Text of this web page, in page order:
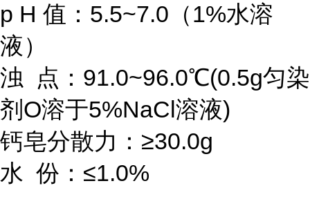
p H 值：5.5~7.0（1%水溶
液）
浊 点：91.0~96.0℃(0.5g匀染
剂O溶于5%NaCl溶液)
钙皂分散力：≥30.0g
水 份：≤1.0%